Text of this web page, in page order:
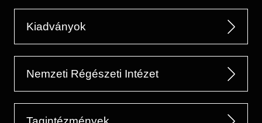
Kiadványok
Nemzeti Régészeti Intézet